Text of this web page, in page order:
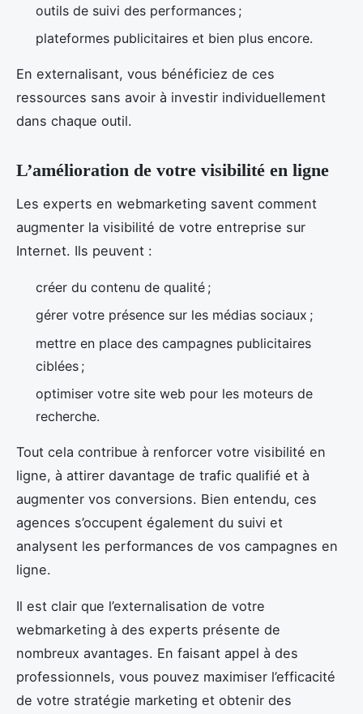
outils de suivi des performances ;
plateformes publicitaires et bien plus encore.
En externalisant, vous bénéficiez de ces
ressources sans avoir à investir individuellement
dans chaque outil.
L’amélioration de votre visibilité en ligne
Les experts en webmarketing savent comment
augmenter la visibilité de votre entreprise sur
Internet. Ils peuvent :
créer du contenu de qualité ;
gérer votre présence sur les médias sociaux ;
mettre en place des campagnes publicitaires
ciblées ;
optimiser votre site web pour les moteurs de
recherche.
Tout cela contribue à renforcer votre visibilité en
ligne, à attirer davantage de trafic qualifié et à
augmenter vos conversions. Bien entendu, ces
agences s’occupent également du suivi et
analysent les performances de vos campagnes en
ligne.
Il est clair que l’externalisation de votre
webmarketing à des experts présente de
nombreux avantages. En faisant appel à des
professionnels, vous pouvez maximiser l’efficacité
de votre stratégie marketing et obtenir des